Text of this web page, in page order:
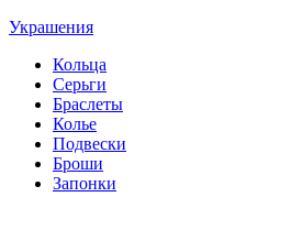
Украшения
Кольца
Серьги
Браслеты
Колье
Подвески
Броши
Запонки